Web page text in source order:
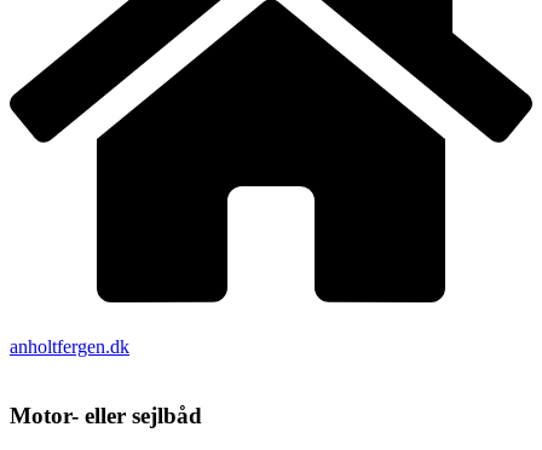
anholtfergen.dk
Motor- eller sejlbåd